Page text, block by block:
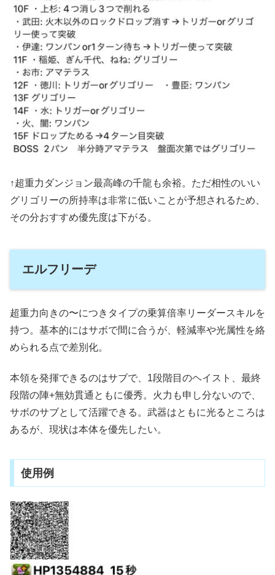
↑超重力ダンジョン最高峰の千龍も余裕。ただ相性のいい
グリゴリーの所持率は非常に低いことが予想されるため、
その分おすすめ優先度は下がる。
エルフリーデ
超重力向きの〜につきタイプの乗算倍率リーダースキルを
持つ。基本的にはサボで間に合うが、軽減率や光属性を絡
められる点で差別化。
本領を発揮できるのはサブで、1段階目のヘイスト、最終
段階の陣+無効貫通ともに優秀。火力も申し分ないので、
サボのサブとして活躍できる。武器はともに光るところは
あるが、現状は本体を優先したい。
使用例